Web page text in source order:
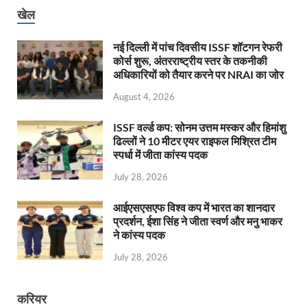
खेल
नई दिल्ली में पांच दिवसीय ISSF शॉटगन रेफरी
कोर्स शुरू, अंतरराष्ट्रीय स्तर के तकनीकी
अधिकारियों को तैयार करने पर NRAI का जोर
August 4, 2026
ISSF वर्ल्ड कप: सोनम उत्तम मस्कर और हिमांशु
ढिल्लों ने 10 मीटर एयर राइफल मिश्रित टीम
स्पर्धा में जीता कांस्य पदक
July 28, 2026
आईएसएसएफ विश्व कप में भारत का शानदार
प्रदर्शन, ईशा सिंह ने जीता स्वर्ण और मनु भाकर
ने कांस्य पदक
July 28, 2026
करियर